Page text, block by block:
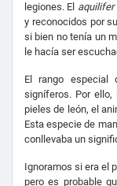
legiones. El aquilifer
y reconocidos por
si bien no tenía un
le hacía ser
El rango
signíferos. Por
pieles de león, el
Esta especie de
conllevaba un
Ignoramos si era el
pero es probable